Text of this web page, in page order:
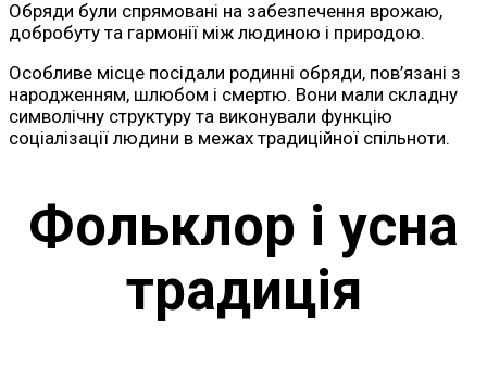
Обряди були спрямовані на забезпечення врожаю,
добробуту та гармонії між людиною і природою.
Особливе місце посідали родинні обряди, пов’язані з
народженням, шлюбом і смертю. Вони мали складну
символічну структуру та виконували функцію
соціалізації людини в межах традиційної спільноти.
Фольклор і усна
традиція